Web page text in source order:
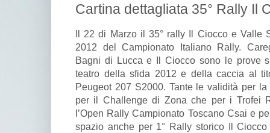
Cartina dettagliata 35° Rally Il
Il 22 di Marzo il 35° rally Il Ciocco e Valle
2012 del Campionato Italiano Rally.
Bagni di Lucca e Il Ciocco sono le prove
teatro della sfida 2012 e della caccia al
Peugeot 207 S2000. Tante le validità per
per il Challenge di Zona che per i Trofei
l’Open Rally Campionato Toscano Csai e
spazio anche per 1° Rally storico Il